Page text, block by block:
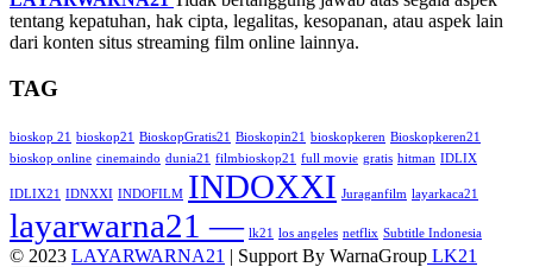
tentang kepatuhan, hak cipta, legalitas, kesopanan, atau aspek lain
dari konten situs streaming film online lainnya.
TAG
bioskop 21 bioskop21 BioskopGratis21 Bioskopin21 bioskopkeren Bioskopkeren21
bioskop online cinemaindo dunia21 filmbioskop21 full movie gratis hitman IDLIX
IDLIX21 IDNXXI INDOFILM INDOXXI Juraganfilm layarkaca21
layarwarna21 — lk21 los angeles netflix Subtitle Indonesia
© 2023 LAYARWARNA21 | Support By WarnaGroup LK21